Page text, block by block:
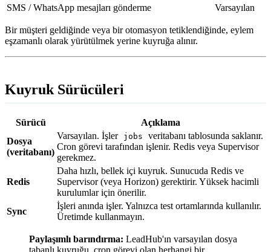
SMS / WhatsApp mesajları gönderme
Varsayılan
Bir müşteri geldiğinde veya bir otomasyon tetiklendiğinde, eylem
eşzamanlı olarak yürütülmek yerine kuyruğa alınır.
Kuyruk Sürücüleri
Sürücü
Açıklama
Dosya
(veritabanı)
Varsayılan. İşler jobs
veritabanı tablosunda saklanır.
Cron görevi tarafından işlenir. Redis veya Supervisor
gerekmez.
Redis
Daha hızlı, bellek içi kuyruk. Sunucuda Redis ve
Supervisor (veya Horizon) gerektirir. Yüksek hacimli
kurulumlar için önerilir.
Sync
İşleri anında işler. Yalnızca test ortamlarında kullanılır.
Üretimde kullanmayın.
Paylaşımlı barındırma: LeadHub'ın varsayılan dosya
tabanlı kuyruğu, cron görevi olan herhangi bir